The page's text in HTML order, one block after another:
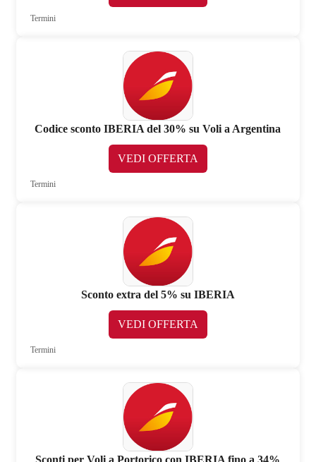
Termini
Codice sconto IBERIA del 30% su Voli a Argentina
VEDI OFFERTA
Termini
Sconto extra del 5% su IBERIA
VEDI OFFERTA
Termini